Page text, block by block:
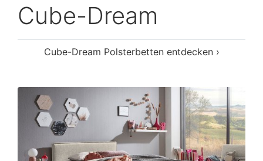
Cube-Dream
Cube-Dream Polsterbetten entdecken ›